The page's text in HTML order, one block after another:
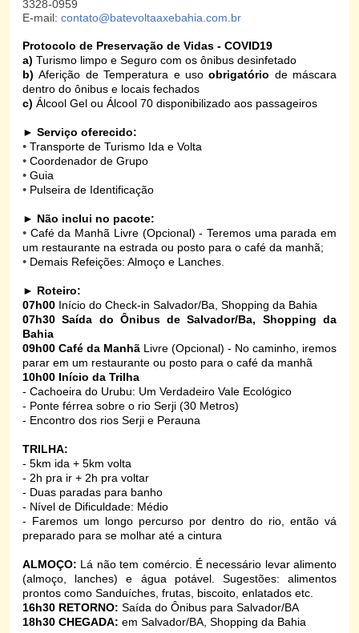
3328-0959
E-mail: contato@batevoltaaxebahia.com.br
Protocolo de Preservação de Vidas - COVID19
a) Turismo limpo e Seguro com os ônibus desinfetado
b) Aferição de Temperatura e usoobrigatório de máscara
dentro do ônibus e locais fechados
c) Álcool Gel ou Álcool 70 disponibilizado aos passageiros
► Serviço oferecido:
• Transporte de Turismo Ida e Volta
• Coordenador de Grupo
• Guia
• Pulseira de Identificação
► Não inclui no pacote:
• Café da Manhã Livre (Opcional) - Teremos uma parada em
um restaurante na estrada ou posto para o café da manhã;
• Demais Refeições: Almoço e Lanches.
► Roteiro:
07h00 Início do Check-in Salvador/Ba, Shopping da Bahia
07h30 Saída do Ônibus de Salvador/Ba, Shopping da
Bahia
09h00 Café da Manhã Livre (Opcional) - No caminho, iremos
parar em um restaurante ou posto para o café da manhã
10h00 Início da Trilha
- Cachoeira do Urubu: Um Verdadeiro Vale Ecológico
- Ponte férrea sobre o rio Serji (30 Metros)
- Encontro dos rios Serji e Perauna
TRILHA:
- 5km ida + 5km volta
- 2h pra ir + 2h pra voltar
- Duas paradas para banho
- Nível de Dificuldade: Médio
- Faremos um longo percurso por dentro do rio, então vá
preparado para se molhar até a cintura
ALMOÇO: Lá não tem comércio. É necessário levar alimento
(almoço, lanches) e água potável. Sugestões: alimentos
prontos como Sanduíches, frutas, biscoito, enlatados etc.
16h30 RETORNO: Saída do Ônibus para Salvador/BA
18h30 CHEGADA: em Salvador/BA, Shopping da Bahia